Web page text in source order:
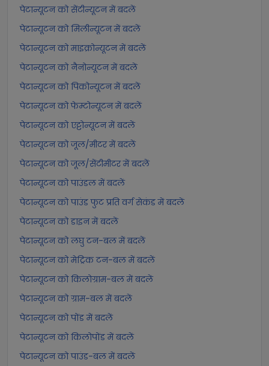
पेटान्यूटन को सेंटीन्यूटन में बदलें
पेटान्यूटन को मिलीन्यूटन में बदलें
पेटान्यूटन को माइक्रोन्यूटन में बदलें
पेटान्यूटन को नैनोन्यूटन में बदलें
पेटान्यूटन को पिकोन्यूटन में बदलें
पेटान्यूटन को फेम्टोन्यूटन में बदलें
पेटान्यूटन को एट्टोन्यूटन में बदलें
पेटान्यूटन को जूल/मीटर में बदलें
पेटान्यूटन को जूल/सेंटीमीटर में बदलें
पेटान्यूटन को पाउंडल में बदलें
पेटान्यूटन को पाउंड फुट प्रति वर्ग सेकंड में बदलें
पेटान्यूटन को डाइन में बदलें
पेटान्यूटन को लघु टन-बल में बदलें
पेटान्यूटन को मेट्रिक टन-बल में बदलें
पेटान्यूटन को किलोग्राम-बल में बदलें
पेटान्यूटन को ग्राम-बल में बदलें
पेटान्यूटन को पोंड में बदलें
पेटान्यूटन को किलोपोंड में बदलें
पेटान्यूटन को पाउंड-बल में बदलें